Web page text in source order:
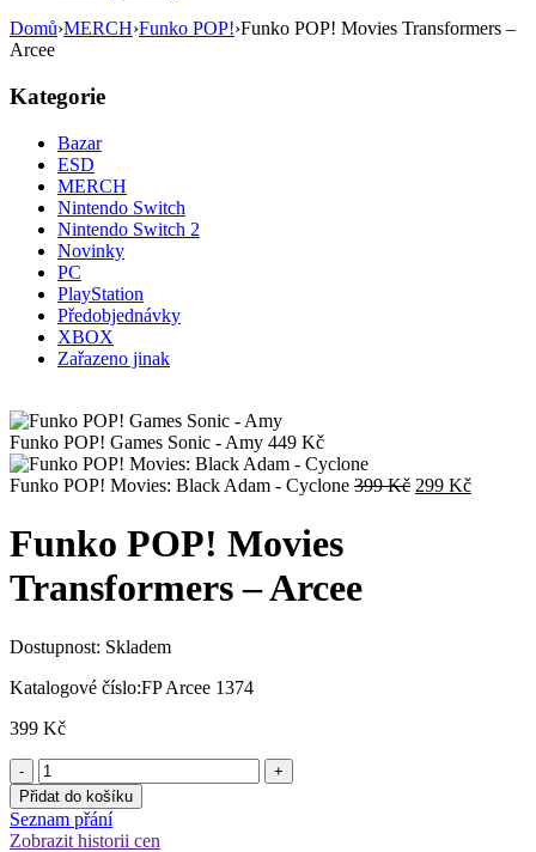
Domů›MERCH›Funko POP!›Funko POP! Movies Transformers –
Arcee
Kategorie
Bazar
ESD
MERCH
Nintendo Switch
Nintendo Switch 2
Novinky
PC
PlayStation
Předobjednávky
XBOX
Zařazeno jinak
Funko POP! Games Sonic - Amy 449 Kč
Funko POP! Movies: Black Adam - Cyclone 399Kč Původní
299 KčAktuální
Funko POP! Movies
Transformers – Arcee
Dostupnost: Skladem
Katalogové číslo:FP Arcee 1374
399 Kč
Přidat do košíku
Seznam přání
Zobrazit historii cen